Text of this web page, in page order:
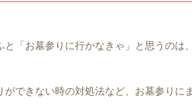
「お墓参りに行かなきゃ」と思うのは
できない時の対処法など、お墓参りに